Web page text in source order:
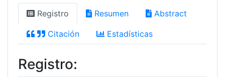
Registro Resumen Abstract
Citación Estadísticas
Registro: